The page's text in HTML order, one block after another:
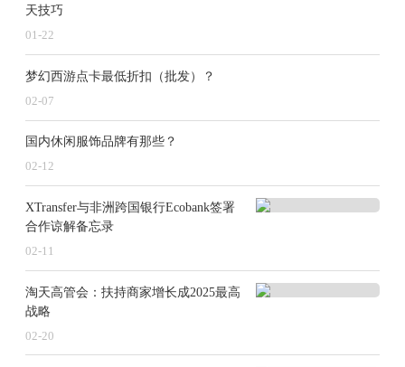
天技巧
01-22
梦幻西游点卡最低折扣（批发）？
02-07
国内休闲服饰品牌有那些？
02-12
XTransfer与非洲跨国银行Ecobank签署
合作谅解备忘录
02-11
淘天高管会：扶持商家增长成2025最高
战略
02-20